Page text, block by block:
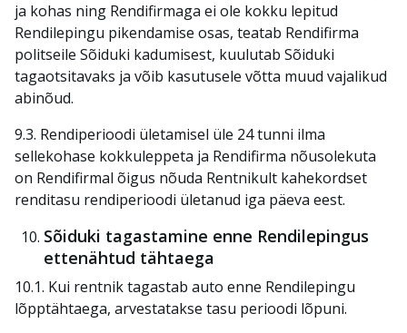
ja kohas ning Rendifirmaga ei ole kokku lepitud
Rendilepingu pikendamise osas, teatab Rendifirma
politseile Sõiduki kadumisest, kuulutab Sõiduki
tagaotsitavaks ja võib kasutusele võtta muud vajalikud
abinõud.
9.3. Rendiperioodi ületamisel üle 24 tunni ilma
sellekohase kokkuleppeta ja Rendifirma nõusolekuta
on Rendifirmal õigus nõuda Rentnikult kahekordset
renditasu rendiperioodi ületanud iga päeva eest.
Sõiduki tagastamine enne Rendilepingus
ettenähtud tähtaega
10.1. Kui rentnik tagastab auto enne Rendilepingu
lõpptähtaega, arvestatakse tasu perioodi lõpuni.